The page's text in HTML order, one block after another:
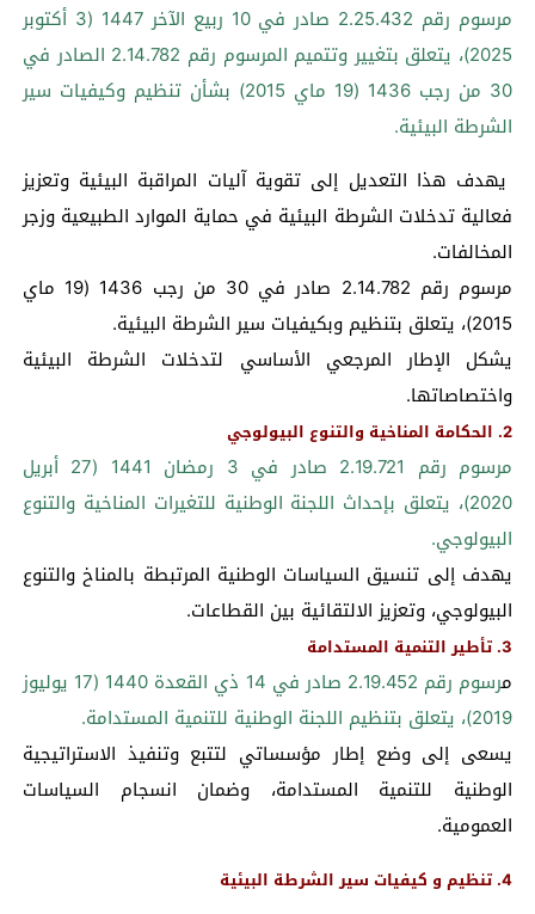
مرسوم رقم 2.25.432 صادر في 10 ربيع الآخر 1447 (3 أكتوبر
2025)، يتعلق بتغيير وتتميم المرسوم رقم 2.14.782 الصادر في
30 من رجب 1436 (19 ماي 2015) بشأن تنظيم وكيفيات سير
الشرطة البيئية.
يهدف هذا التعديل إلى تقوية آليات المراقبة البيئية وتعزيز
فعالية تدخلات الشرطة البيئية في حماية الموارد الطبيعية وزجر
المخالفات.
مرسوم رقم 2.14.782 صادر في 30 من رجب 1436 (19 ماي
2015)، يتعلق بتنظيم وبكيفيات سير الشرطة البيئية.
يشكل الإطار المرجعي الأساسي لتدخلات الشرطة البيئية
واختصاصاتها.
2. الحكامة المناخية والتنوع البيولوجي
مرسوم رقم 2.19.721 صادر في 3 رمضان 1441 (27 أبريل
2020)، يتعلق بإحداث اللجنة الوطنية للتغيرات المناخية والتنوع
البيولوجي.
يهدف إلى تنسيق السياسات الوطنية المرتبطة بالمناخ والتنوع
البيولوجي، وتعزيز الالتقائية بين القطاعات.
3. تأطير التنمية المستدامة
م
رسوم رقم 2.19.452 صادر في 14 ذي القعدة 1440 (17 يوليوز
2019)، يتعلق بتنظيم اللجنة الوطنية للتنمية المستدامة.
يسعى إلى وضع إطار مؤسساتي لتتبع وتنفيذ الاستراتيجية
الوطنية للتنمية المستدامة، وضمان انسجام السياسات
العمومية.
4. تنظيم و كيفيات سير الشرطة البيئية